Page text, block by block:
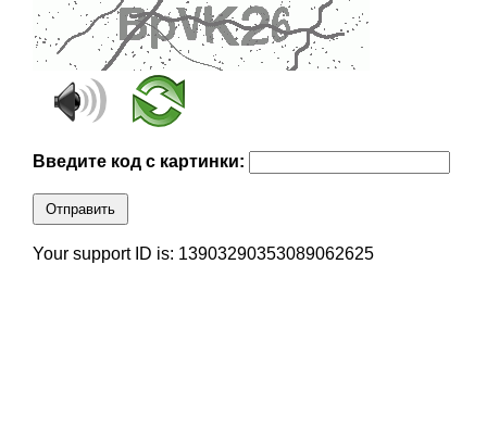
Введите код с картинки:
Отправить
Your support ID is: 13903290353089062625